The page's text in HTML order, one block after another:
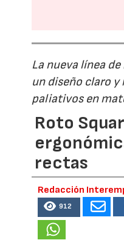
La nueva línea
un diseño claro
paliativos en
Roto
rectas
Redacción
912